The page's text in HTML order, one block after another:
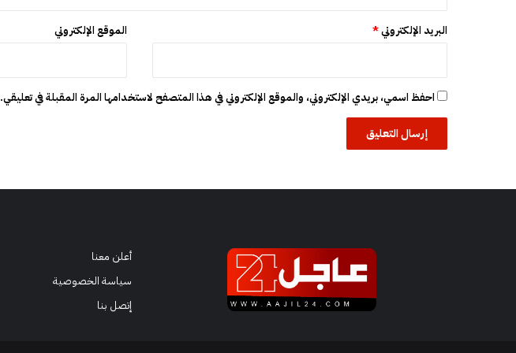
البريد الإلكتروني* الموقع الإلكتروني
احفظ اسمي، بريدي الإلكتروني، والموقع الإلكتروني في هذا المتصفح لاستخدامها المرة المقبلة في تعليقي.
أعلن معنا
سياسة الخصوصية
إتصل بنا